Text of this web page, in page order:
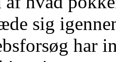
sig
har